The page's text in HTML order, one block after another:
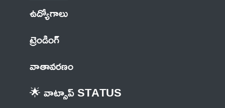
ఉద్యోగాలు
ట్రెండింగ్
వాతావరణం
🌟 వాట్సాప్ STATUS